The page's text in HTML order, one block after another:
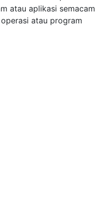
atau aplikasi semacam
atau program